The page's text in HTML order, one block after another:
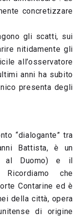
concretizzare
gli scatti, sui
nitidamente gli
all’osservatore
anni ha subito
presenta degli
“dialogante” tra
Battista, è un
al Duomo) e il
che
Contarine ed è
della città, opera
di origine